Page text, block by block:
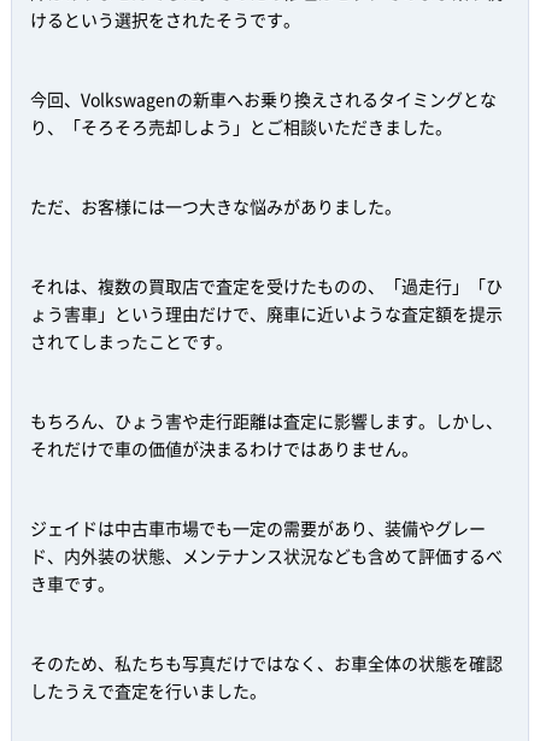
けるという選択をされたそうです。
今回、Volkswagenの新車へお乗り換えされるタイミングとな
り、「そろそろ売却しよう」とご相談いただきました。
ただ、お客様には一つ大きな悩みがありました。
それは、複数の買取店で査定を受けたものの、「過走行」「ひ
ょう害車」という理由だけで、廃車に近いような査定額を提示
されてしまったことです。
もちろん、ひょう害や走行距離は査定に影響します。しかし、
それだけで車の価値が決まるわけではありません。
ジェイドは中古車市場でも一定の需要があり、装備やグレー
ド、内外装の状態、メンテナンス状況なども含めて評価するべ
き車です。
そのため、私たちも写真だけではなく、お車全体の状態を確認
したうえで査定を行いました。